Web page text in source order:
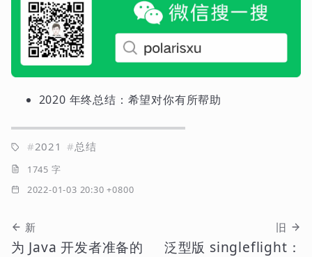
2020 年终总结：希望对你有所帮助
2021 总结
1745 字
2022-01-03 20:30 +0800
新
为 Java 开发者准备的
旧
泛型版 singleflight：